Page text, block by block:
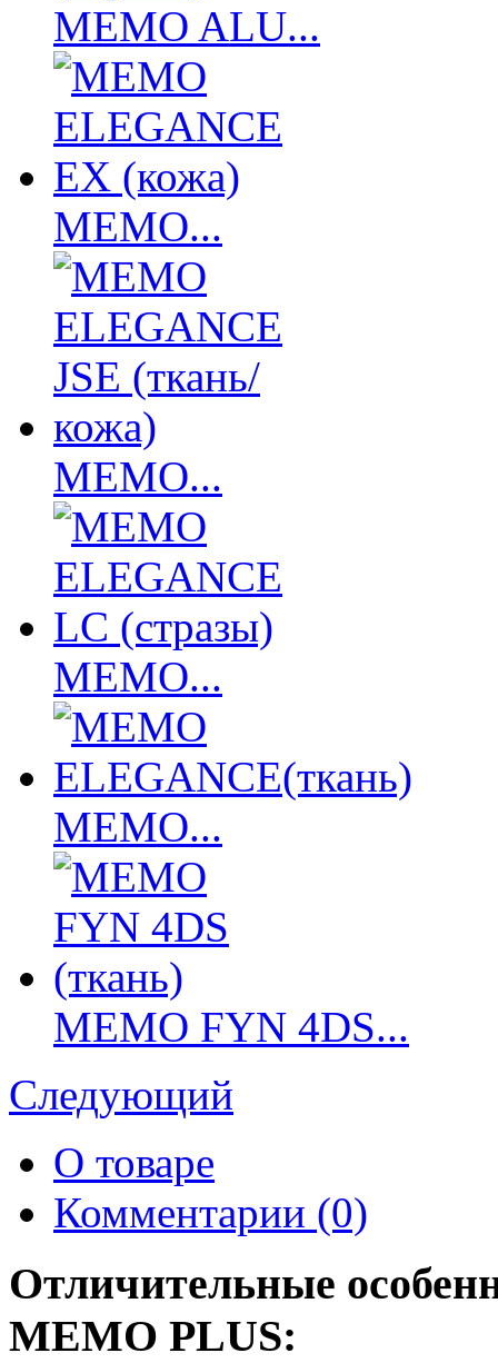
MEMO ALU...
MEMO...
MEMO...
MEMO...
MEMO...
MEMO FYN 4DS...
Следующий
О товаре
Комментарии (0)
Отличительные
MEMO PLUS: